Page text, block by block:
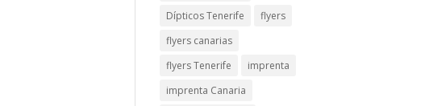
Dípticos Tenerife
flyers
flyers canarias
flyers Tenerife
imprenta
imprenta Canaria